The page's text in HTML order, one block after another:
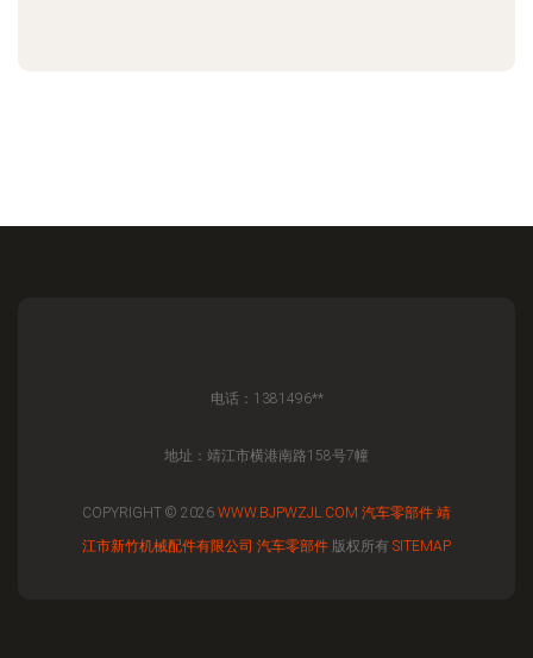
电话：1381496**
地址：靖江市横港南路158号7幢
COPYRIGHT © 2026 WWW.BJPWZJL.COM 汽车零部件 靖
江市新竹机械配件有限公司 汽车零部件 版权所有 SITEMAP